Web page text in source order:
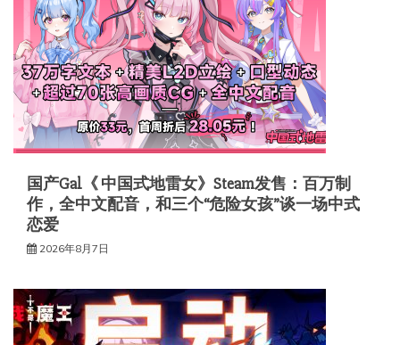
国产Gal《 中国式地雷女》Steam发售：百万制
作，全中文配音，和三个“危险女孩”谈一场中式
恋爱
2026年8月7日